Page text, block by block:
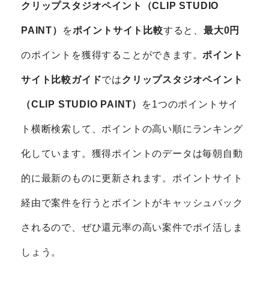
クリップスタジオペイント（CLIP STUDIO
PAINT） をポイントサイト比較すると、最大0円
のポイントを獲得することができます。ポイント
サイト比較ガイドではクリップスタジオペイント
（CLIP STUDIO PAINT） を1つのポイントサイ
ト横断検索して、ポイントの高い順にランキング
化しています。獲得ポイントのデータは毎朝自動
的に最新のものに更新されます。ポイントサイト
経由で案件を行うとポイントがキャッシュバック
されるので、ぜひ還元率の高い案件でポイ活しま
しょう。